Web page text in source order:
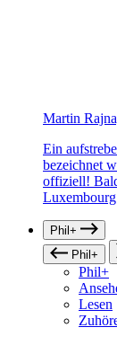
Martin
Ein
bezeichnet
offiziell!
Phil+
Phil+
Phil+
Lesen